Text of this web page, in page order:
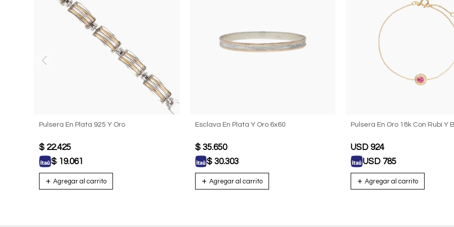
Pulsera En Plata 925 Y Oro
$ 22.425
$ 19.061
Esclava En Plata Y Oro 6x60
$ 35.650
$ 30.303
Pulsera En Oro 18k Con Rubí Y
USD 924
USD 785